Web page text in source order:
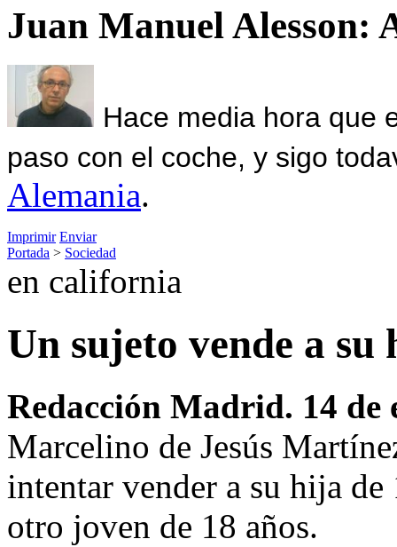
Juan Manuel Alesson:
Hace media hora que
paso con el coche, y sigo
Alemania.
Imprimir Enviar
Portada > Sociedad
en california
Un sujeto vende a
Redacción Madrid. 14 de
Marcelino de Jesús
intentar vender a su hija de
otro joven de 18 años.